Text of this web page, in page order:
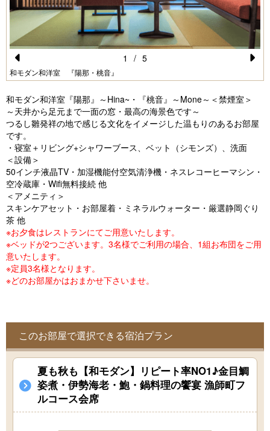
Pr
vi
o
u
s
和モダン和洋室 『陽那・桃音』
1 / 5
和モダン和洋室『陽那』～Hina~・『桃音』～Mone～＜禁煙室＞
～天井から足元まで一面の窓・最高の海景色です～
つるし雛発祥の地で感じる文化をイメージした温もりのあるお部屋
です。
・寝室＋リビング+シャワーブース、ベット（シモンズ）、洗面
＜設備＞
50インチ液晶TV・加湿機能付空気清浄機・ネスレコーヒーマシン・
空冷蔵庫・Wifi無料接続 他
＜アメニティ＞
スキンケアセット・お部屋着・ミネラルウォーター・厳選静岡ぐり
茶 他
※お夕食はレストランにてご用意いたします。
※ベッドが2つございます。3名様でご利用の場合、1組お布団をご用
意いたします。
※定員3名様となります。
※どのお部屋かはおまかせ下さいませ。
このお部屋で選択できる宿泊プラン
夏も秋も【和モダン】リピート率NO1♪金目鯛
姿煮・伊勢海老・鮑・鍋料理の饗宴 漁師町フ
ルコース会席